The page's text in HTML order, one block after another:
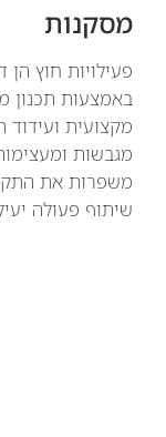
מסקנות
פעילויות חוץ הן
באמצעות תכנון
מקצועית ועידוד
מגבשות
משפרות את
שיתוף פעולה